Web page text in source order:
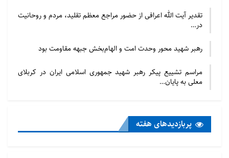
یک دیباچه مبسوط که در مورد آن مقالات صحبت شده،
منتشر خواهد شد.
ظرفیت حکمت فهلوی در فهم
حوزه‌های مختلف
محققان می‌توانند تحقیق کنند که فرهنگ معنوی مردم
ایران را در ابعاد مختلف از پرده ابهام بیرون آورند و بدون
تقدیر آیت الله اعرافی از حضور مراجع معظم تقلید، مردم و روحانیت
در…
رهبر شهید محور وحدت امت و الهام‌بخش جبهه مقاومت بود
مراسم تشییع پیکر رهبر شهید جمهوری اسلامی ایران در کربلای
معلی به پایان…
پربازدید‌های هفته